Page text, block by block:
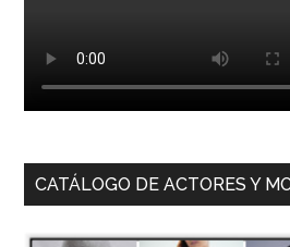
CATÁLOGO DE ACTORES Y